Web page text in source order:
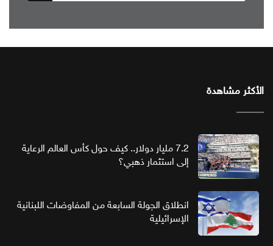
الأكثر مشاهدة
7.2 مليار دولار.. كيف حول كأس العالم الرعاية
إلى استثمار ذهبي؟
انطلاق الجولة السابعة من المفاوضات اللبنانية
الإسرائيلية